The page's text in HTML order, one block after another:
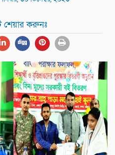
শেয়ার করুনঃ